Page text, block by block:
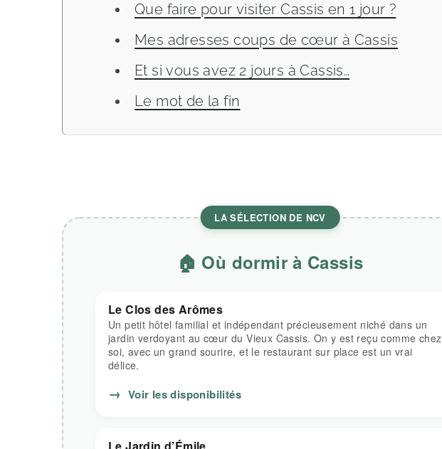
Que faire pour visiter Cassis en 1 jour ?
Mes adresses coups de cœur à Cassis
Et si vous avez 2 jours à Cassis…
Le mot de la fin
LA SÉLECTION DE NCV
🏠 Où dormir à Cassis
Le Clos des Arômes
Un petit hôtel familial et indépendant précieusement niché dans un
jardin verdoyant au cœur du Vieux Cassis. On y est reçu comme chez
soi, avec un grand sourire, et le restaurant sur place est un vrai
délice.
→ Voir les disponibilités